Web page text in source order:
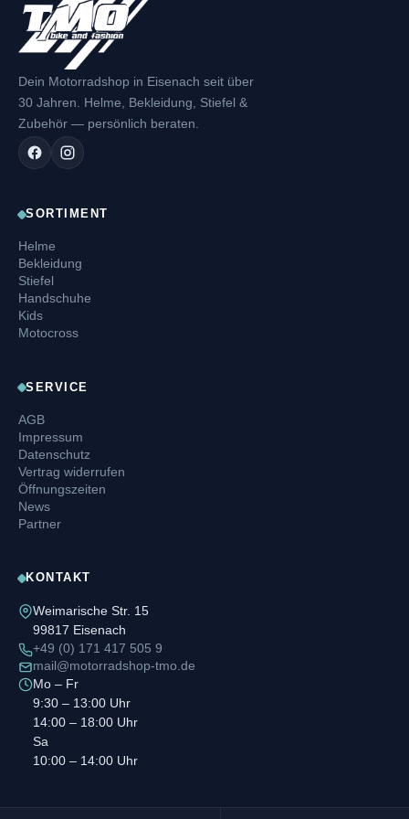
Dein Motorradshop in Eisenach seit über
30 Jahren. Helme, Bekleidung, Stiefel &
Zubehör — persönlich beraten.
SORTIMENT
Helme
Bekleidung
Stiefel
Handschuhe
Kids
Motocross
SERVICE
AGB
Impressum
Datenschutz
Vertrag widerrufen
Öffnungszeiten
News
Partner
KONTAKT
Weimarische Str. 15
99817 Eisenach
+49 (0) 171 417 505 9
mail@motorradshop-tmo.de
Mo – Fr
9:30 – 13:00 Uhr
14:00 – 18:00 Uhr
Sa
10:00 – 14:00 Uhr